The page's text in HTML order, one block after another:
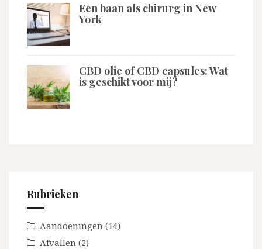
Een baan als chirurg in New
York
CBD olie of CBD capsules: Wat
is geschikt voor mij?
Rubrieken
Aandoeningen (14)
Afvallen (2)